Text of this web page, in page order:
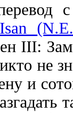
III:
не
и